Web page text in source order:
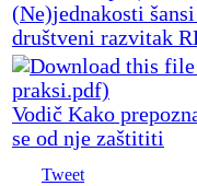
(Ne)jednakosti
društveni razvitak
Vodič Kako
se od nje zaštititi
Tweet